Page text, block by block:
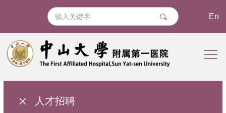
En
人才招聘